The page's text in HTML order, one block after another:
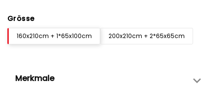
Grösse
160x210cm + 1*65x100cm 200x210cm + 2*65x65cm
Merkmale